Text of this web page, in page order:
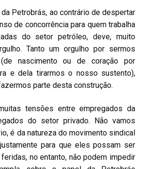
Petrobrás, ao contrário de despertar
de concorrência para quem trabalha
do setor petróleo, deve, muito
Tanto um orgulho por sermos
nascimento ou de coração por
e dela tirarmos o nosso sustento),
parte desta construção.
tensões entre empregados da
do setor privado. Não vamos
é da natureza do movimento sindical
para que eles possam ser
no entanto, não podem impedir